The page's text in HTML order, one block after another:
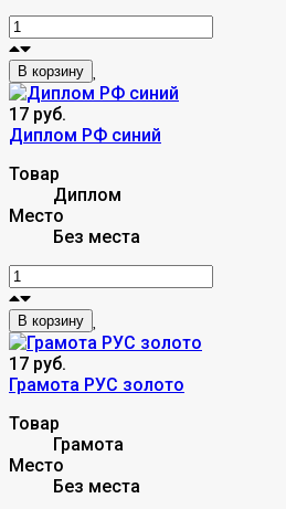
В корзину
17 руб.
Диплом РФ синий
Товар
Диплом
Место
Без места
В корзину
17 руб.
Грамота РУС золото
Товар
Грамота
Место
Без места